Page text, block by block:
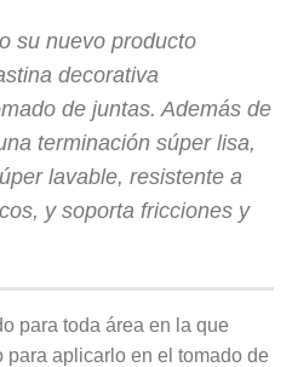
su nuevo producto
decorativa
de juntas. Además de
terminación súper lisa,
lavable, resistente a
y soporta fricciones y
para toda área en la que
para aplicarlo en el tomado de